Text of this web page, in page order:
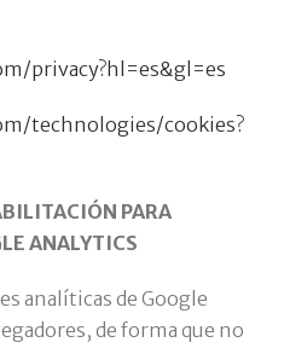
privacy?hl=es&gl=es
technologies/cookies?
PARA
ANALYTICS
analíticas de Google
de forma que no